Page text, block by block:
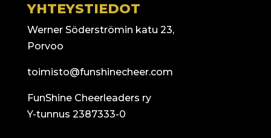
YHTEYSTIEDOT
Werner Söderströmin katu 23,
Porvoo
toimisto@funshinecheer.com
FunShine Cheerleaders ry
Y-tunnus 2387333-0